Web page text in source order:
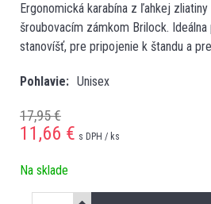
Ergonomická karabína z ľahkej
šroubovacím zámkom Brilock.
stanovíšť, pre pripojenie k štandu a
Pohlavie Unisex
17,95 €
11,66 € s DPH / ks
Na sklade